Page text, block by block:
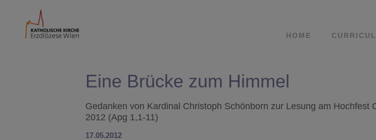
HOME
Eine Brücke zum Himmel
Gedanken von Kardinal Christoph Schönborn zur Lesung am Hochfest
2012 (Apg 1,1-11)
17.05.2012